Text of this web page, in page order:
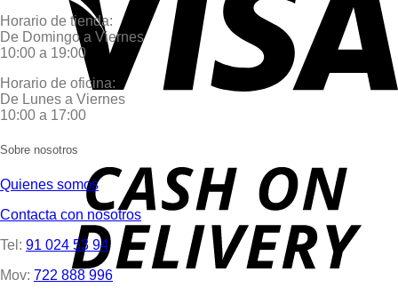
Horario de tienda:
De Domingo a Viernes
10:00 a 19:00
Horario de oficina:
De Lunes a Viernes
10:00 a 17:00
Sobre nosotros
Quienes somos
Contacta con nosotros
Tel: 91 024 53 94
Mov: 722 888 996